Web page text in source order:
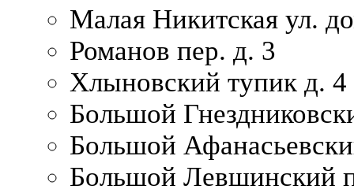
Малая Никитская ул.
Романов пер. д. 3
Хлыновский тупик д. 4
Большой
Большой
Большой Левшинский